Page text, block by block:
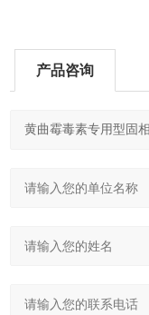
产品咨询